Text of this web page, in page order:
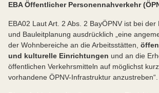
EBA Öffentlicher Personennahverkehr
EBA02 Laut Art. 2 Abs. 2 BayÖPNV ist bei
und Bauleitplanung ausdrücklich „eine
der Wohnbereiche an die Arbeitsstätten,
und kulturelle Einrichtungen und an die
öffentlichen Verkehrsmitteln auf möglichst
vorhandene ÖPNV-Infrastruktur anzustreben“.